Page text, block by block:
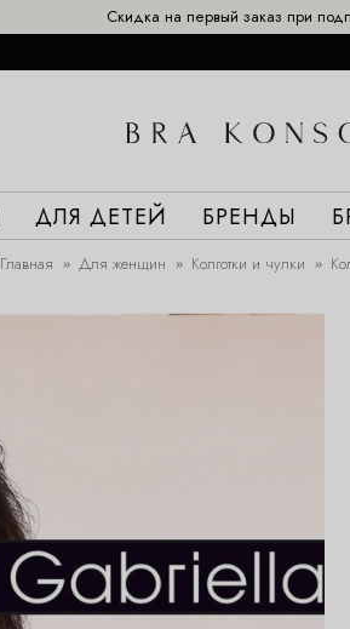
Скидка на первый заказ при
ДЛЯ ДЕТЕЙ БРЕНДЫ
Главная Для женщин Колготки и чулки